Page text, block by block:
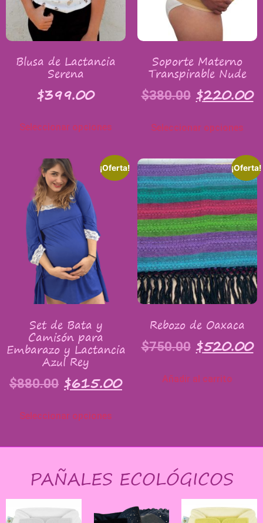
Blusa de Lactancia
Serena
$399.00
Seleccionar opciones
Soporte Materno
Transpirable Nude
$380.00 $220.00
Seleccionar opciones
¡Oferta!
Set de Bata y
Camisón para
Embarazo y Lactancia
Azul Rey
$880.00 $615.00
Seleccionar opciones
¡Oferta!
Rebozo de Oaxaca
$750.00 $520.00
Añadir al carrito
PAÑALES ECOLÓGICOS